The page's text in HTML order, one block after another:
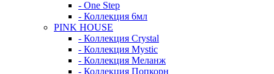
- One Step
- Коллекция 6мл
PINK HOUSE
- Коллекция Crystal
- Коллекция Mystic
- Коллекция Меланж
- Коллекция Попкорн